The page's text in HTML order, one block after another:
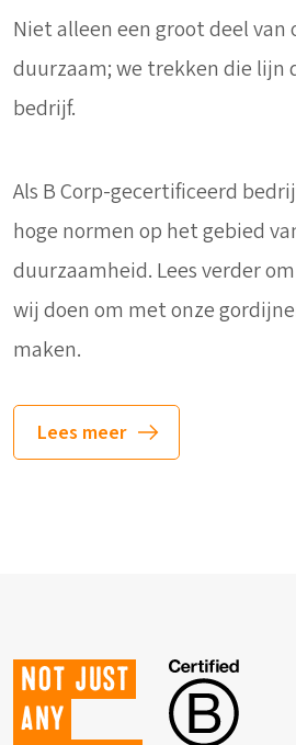
Niet alleen een groot deel van
duurzaam; we trekken die lijn
bedrijf.
Als B Corp-gecertificeerd
hoge normen op het gebied
duurzaamheid. Lees verder
wij doen om met onze
maken.
Lees meer
Not just
any